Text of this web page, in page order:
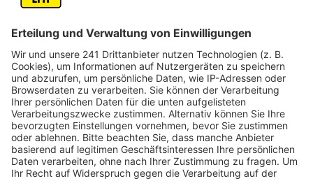
Einige Fluggäste wurden mit Bussen zu anderen
Flughäfen nach Dortmund oder Paderborn gebracht.
Der Düsseldorfer und der Kölner Flughafen sind die
größten Airports in Nordrhein-Westfalen.
Die Warnstreiks sollen den Druck in den laufenden
Tarifverhandlungen für den öffentlichen Dienst
erhöhen. Verdi fordert für die Beschäftigten von Bund
und Kommunen acht Prozent mehr Entgelt,
mindestens jedoch 350 Euro mehr im Monat sowie drei
zusätzliche freie Tage. Die dritte Verhandlungsrunde